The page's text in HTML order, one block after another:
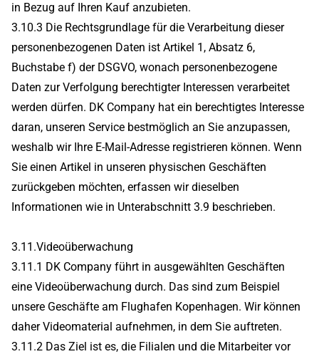
in Bezug auf Ihren Kauf anzubieten.
3.10.3 Die Rechtsgrundlage für die Verarbeitung dieser
personenbezogenen Daten ist Artikel 1, Absatz 6,
Buchstabe f) der DSGVO, wonach personenbezogene
Daten zur Verfolgung berechtigter Interessen verarbeitet
werden dürfen. DK Company hat ein berechtigtes Interesse
daran, unseren Service bestmöglich an Sie anzupassen,
weshalb wir Ihre E-Mail-Adresse registrieren können. Wenn
Sie einen Artikel in unseren physischen Geschäften
zurückgeben möchten, erfassen wir dieselben
Informationen wie in Unterabschnitt 3.9 beschrieben.
3.11.Videoüberwachung
3.11.1 DK Company führt in ausgewählten Geschäften
eine Videoüberwachung durch. Das sind zum Beispiel
unsere Geschäfte am Flughafen Kopenhagen. Wir können
daher Videomaterial aufnehmen, in dem Sie auftreten.
3.11.2 Das Ziel ist es, die Filialen und die Mitarbeiter vor